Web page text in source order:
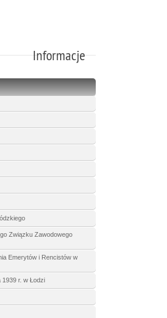
Informacje
Związku Zawodowego
Emerytów i Rencistów w
r. w Łodzi